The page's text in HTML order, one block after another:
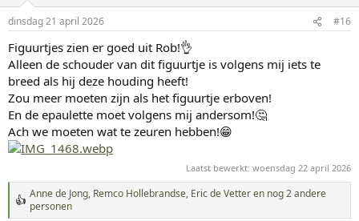
i
n
g
e
n
:
dinsdag 21 april 2026 #16
Figuurtjes zien er goed uit Rob!👌
Alleen de schouder van dit figuurtje is volgens mij iets te
breed als hij deze houding heeft!
Zou meer moeten zijn als het figuurtje erboven!
En de epaulette moet volgens mij andersom!🤔
Ach we moeten wat te zeuren hebben!😁
Laatst bewerkt: woensdag 22 april 2026
W
a
Anne de Jong, Remco Hollebrandse, Eric de Vetteren nog 2 andere
personen